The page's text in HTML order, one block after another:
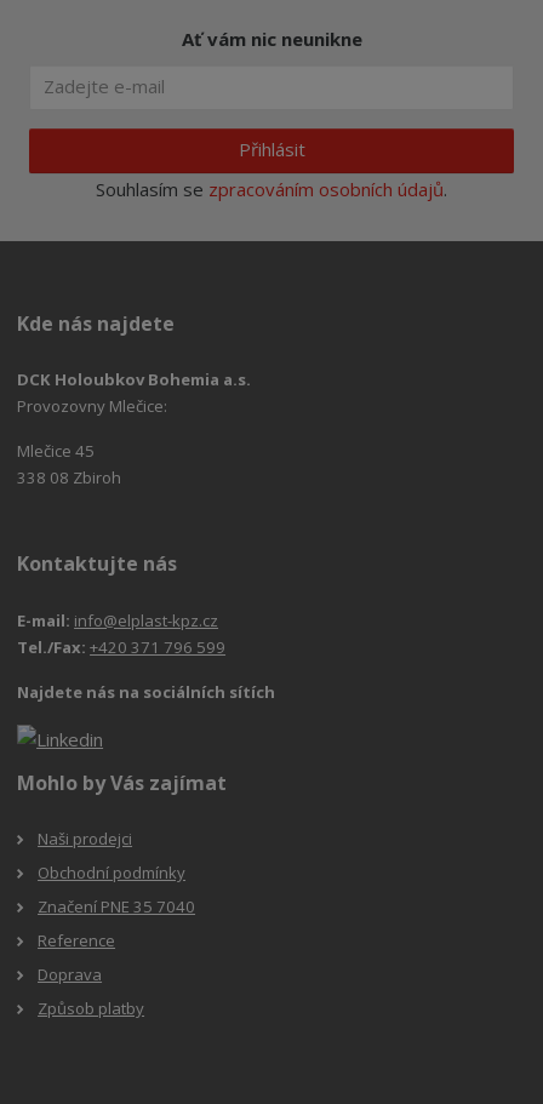
Ať vám nic neunikne
Přihlásit
Souhlasím se zpracováním osobních údajů.
Kde nás najdete
DCK Holoubkov Bohemia a.s.
Provozovny Mlečice:
Mlečice 45
338 08 Zbiroh
Kontaktujte nás
E-mail: info@elplast-kpz.cz
Tel./Fax:+420 371 796 599
Najdete nás na sociálních sítích
Mohlo by Vás zajímat
Naši prodejci
Obchodní podmínky
Značení PNE 35 7040
Reference
Doprava
Způsob platby